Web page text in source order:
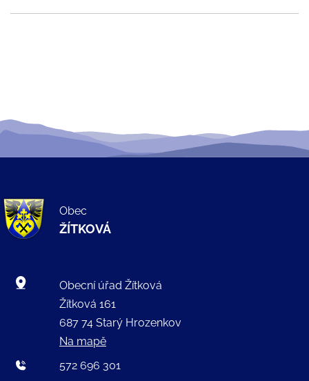
Obec
ŽÍTKOVÁ
Obecní úřad Žítková
Žítková 161
687 74 Starý Hrozenkov
Na mapě
572 696 301